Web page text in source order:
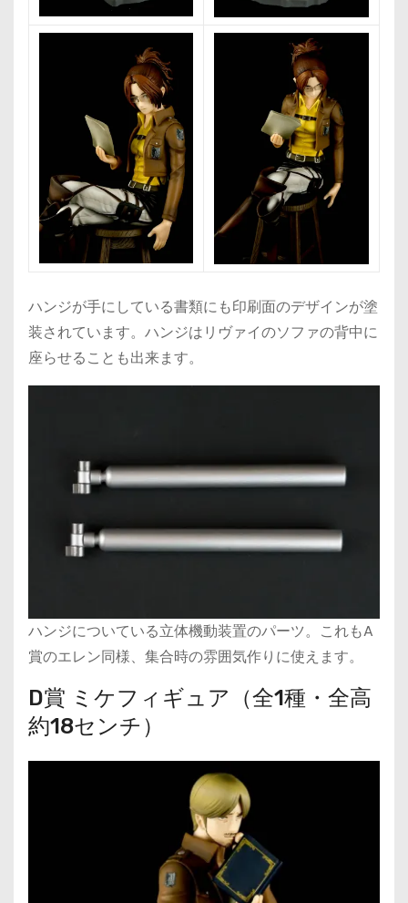
ハンジが手にしている書類にも印刷面のデザインが塗
装されています。ハンジはリヴァイのソファの背中に
座らせることも出来ます。
ハンジについている立体機動装置のパーツ。これもA
賞のエレン同様、集合時の雰囲気作りに使えます。
D賞 ミケフィギュア（全1種・全高
約18センチ）